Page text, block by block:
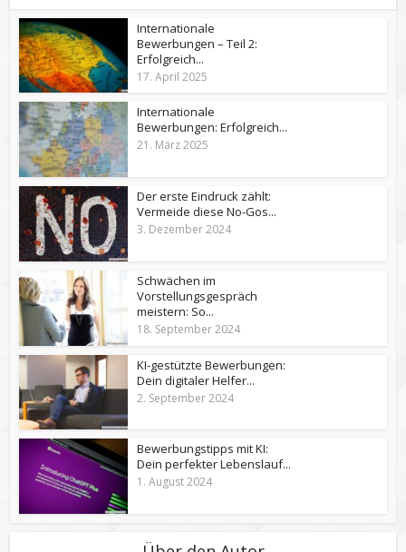
Internationale
Bewerbungen – Teil 2:
Erfolgreich...
17. April 2025
Internationale
Bewerbungen: Erfolgreich...
21. März 2025
Der erste Eindruck zählt:
Vermeide diese No-Gos...
3. Dezember 2024
Schwächen im
Vorstellungsgespräch
meistern: So...
18. September 2024
KI-gestützte Bewerbungen:
Dein digitaler Helfer...
2. September 2024
Bewerbungstipps mit KI:
Dein perfekter Lebenslauf...
1. August 2024